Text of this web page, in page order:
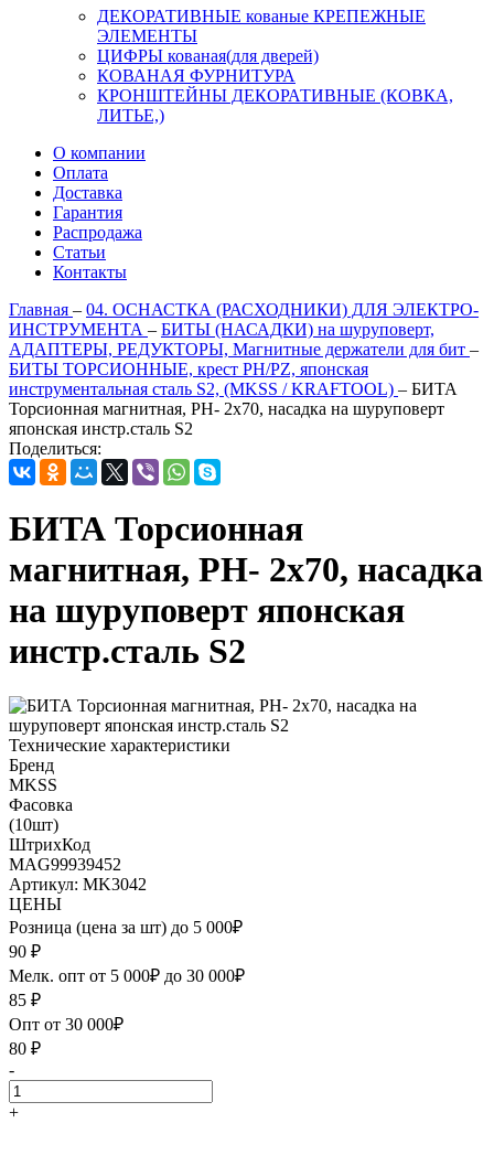
ДЕКОРАТИВНЫЕ кованые КРЕПЕЖНЫЕ
ЭЛЕМЕНТЫ
ЦИФРЫ кованая(для дверей)
КОВАНАЯ ФУРНИТУРА
КРОНШТЕЙНЫ ДЕКОРАТИВНЫЕ (КОВКА,
ЛИТЬЕ,)
О компании
Оплата
Доставка
Гарантия
Распродажа
Статьи
Контакты
Главная – 04. ОСНАСТКА (РАСХОДНИКИ) ДЛЯ ЭЛЕКТРО-
ИНСТРУМЕНТА – БИТЫ (НАСАДКИ) на шуруповерт,
АДАПТЕРЫ, РЕДУКТОРЫ, Магнитные держатели для бит –
БИТЫ ТОРСИОННЫЕ, крест PH/PZ, японская
инструментальная сталь S2, (MKSS / KRAFTOOL) – БИТА
Торсионная магнитная, PН- 2x70, насадка на шуруповерт
японская инстр.сталь S2
Поделиться:
БИТА Торсионная
магнитная, PН- 2x70, насадка
на шуруповерт японская
инстр.сталь S2
Технические характеристики
Бренд
MKSS
Фасовка
(10шт)
ШтрихКод
MAG99939452
Артикул: MK3042
ЦЕНЫ
Розница (цена за шт) до 5 000₽
90 ₽
Мелк. опт от 5 000₽ до 30 000₽
85 ₽
Опт от 30 000₽
80 ₽
-
+